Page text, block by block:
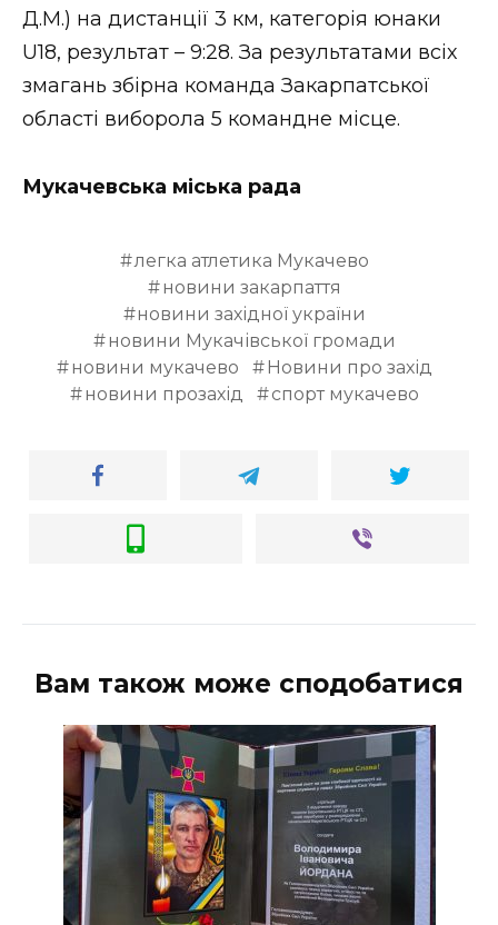
Д.М.) на дистанції 3 км, категорія юнаки
U18, результат – 9:28. За результатами всіх
змагань збірна команда Закарпатської
області виборола 5 командне місце.
Мукачевська міська рада
легка атлетика Мукачево
новини закарпаття
новини західної україни
новини Мукачівської громади
новини мукачево
Новини про захід
новини прозахід
спорт мукачево
Вам також може сподобатися